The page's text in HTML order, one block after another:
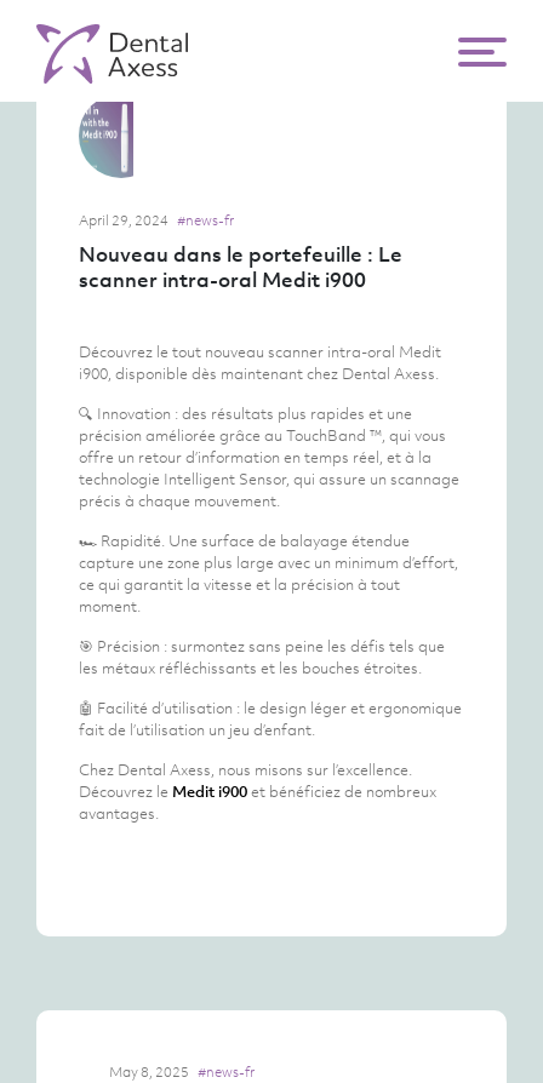
April 29, 2024 #news-fr
Nouveau dans le portefeuille : Le
scanner intra-oral Medit i900
Découvrez le tout nouveau scanner intra-oral Medit
i900, disponible dès maintenant chez Dental Axess.
🔍 Innovation : des résultats plus rapides et une
précision améliorée grâce au TouchBand ™, qui vous
offre un retour d’information en temps réel, et à la
technologie Intelligent Sensor, qui assure un scannage
précis à chaque mouvement.
🏎️ Rapidité. Une surface de balayage étendue
capture une zone plus large avec un minimum d’effort,
ce qui garantit la vitesse et la précision à tout
moment.
🎯 Précision : surmontez sans peine les défis tels que
les métaux réfléchissants et les bouches étroites.
🤖 Facilité d’utilisation : le design léger et ergonomique
fait de l’utilisation un jeu d’enfant.
Chez Dental Axess, nous misons sur l’excellence.
Découvrez le Medit i900et bénéficiez de nombreux
avantages.
May 8, 2025 #news-fr